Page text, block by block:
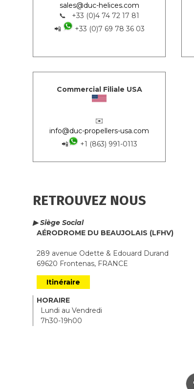
sales@duc-helices.com
📞 +33 (0)4 74 72 17 81
📲
+33 (0)7 69 78 36 03
Commercial Filiale USA
✉️
info@duc-propellers-usa.com
📲
+1 (863) 991-0113
RETROUVEZ NOUS
▶ Siège Social
AÉRODROME DU BEAUJOLAIS (LFHV)
289 avenue Odette & Edouard Durand
69620 Frontenas, FRANCE
Itinéraire
HORAIRE
Lundi au Vendredi
7h30-19h00